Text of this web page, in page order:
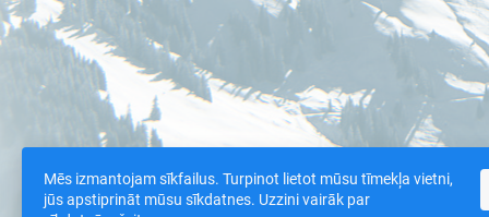
Mēs izmantojam sīkfailus. Turpinot lietot mūsu tīmekļa vietni,
jūs apstiprināt mūsu sīkdatnes. Uzzini vairāk par